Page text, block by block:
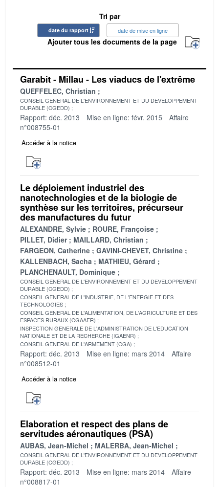
Tri par
date du rapport date de mise en ligne
Ajouter tous les documents de la page
Garabit - Millau - Les viaducs de l'extrême
QUEFFELEC, Christian
CONSEIL GENERAL DE L'ENVIRONNEMENT ET DU DEVELOPPEMENT
DURABLE (CGEDD)
Rapport: déc. 2013 Mise en ligne: févr. 2015
Affaire
n°008755-01
Accéder à la notice
Le déploiement industriel des
nanotechnologies et de la biologie de
synthèse sur les territoires, précurseur
des manufactures du futur
ALEXANDRE, Sylvie
ROURE, Françoise
PILLET, Didier
MAILLARD, Christian
FARGEON, Catherine
GAVINI-CHEVET, Christine
KALLENBACH, Sacha
MATHIEU, Gérard
PLANCHENAULT, Dominique
CONSEIL GENERAL DE L'ENVIRONNEMENT ET DU DEVELOPPEMENT
DURABLE (CGEDD)
CONSEIL GENERAL DE L'INDUSTRIE, DE L'ENERGIE ET DES
TECHNOLOGIES
CONSEIL GENERAL DE L'ALIMENTATION, DE L'AGRICULTURE ET DES
ESPACES RURAUX (CGAAER)
INSPECTION GENERALE DE L'ADMINISTRATION DE L'EDUCATION
NATIONALE ET DE LA RECHERCHE (IGAENR)
CONSEIL GENERAL DE L'ARMEMENT (CGA)
Rapport: déc. 2013 Mise en ligne: mars 2014
Affaire
n°008512-01
Accéder à la notice
Elaboration et respect des plans de
servitudes aéronautiques (PSA)
AUBAS, Jean-Michel MALERBA, Jean-Michel
CONSEIL GENERAL DE L'ENVIRONNEMENT ET DU DEVELOPPEMENT
DURABLE (CGEDD)
Rapport: déc. 2013 Mise en ligne: mars 2014
Affaire
n°008817-01